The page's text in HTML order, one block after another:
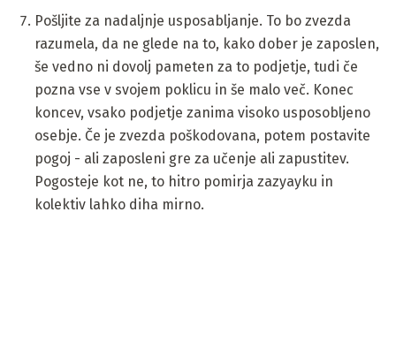
Pošljite za nadaljnje usposabljanje. To bo zvezda
razumela, da ne glede na to, kako dober je zaposlen,
še vedno ni dovolj pameten za to podjetje, tudi če
pozna vse v svojem poklicu in še malo več. Konec
koncev, vsako podjetje zanima visoko usposobljeno
osebje. Če je zvezda poškodovana, potem postavite
pogoj - ali zaposleni gre za učenje ali zapustitev.
Pogosteje kot ne, to hitro pomirja zazyayku in
kolektiv lahko diha mirno.